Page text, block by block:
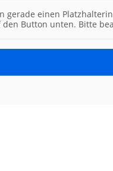
gerade einen
den Button unten. Bitte